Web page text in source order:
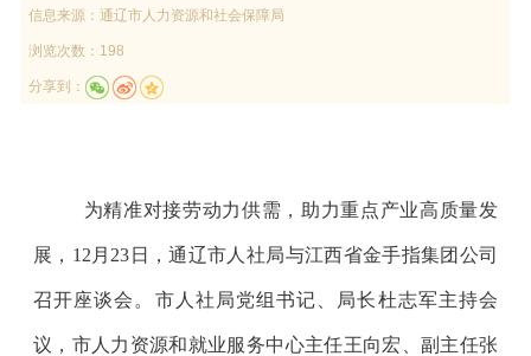
信息来源： 通辽市人力资源和社会保障局
浏览次数：198
分享到：
为精准对接劳动力供需，助力重点产业高质量发
展 ， 12月23日，通辽市人社局与江西省金手指集团公司
召开座谈会。市人社局党组书记、局长杜志军主持会
议， 市人力资源和就业服务中心主任王向宏、副主任张